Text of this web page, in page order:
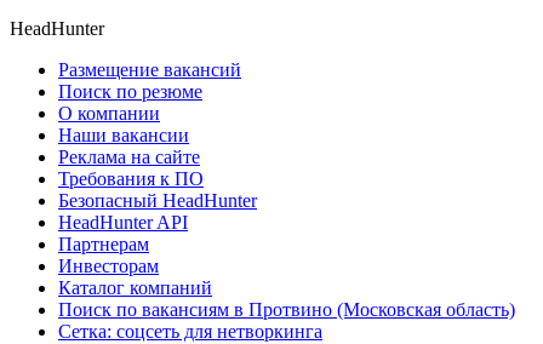
HeadHunter
Размещение вакансий
Поиск по резюме
О компании
Наши вакансии
Реклама на сайте
Требования к ПО
Безопасный HeadHunter
HeadHunter API
Партнерам
Инвесторам
Каталог компаний
Поиск по вакансиям в Протвино (Московская область)
Сетка: соцсеть для нетворкинга